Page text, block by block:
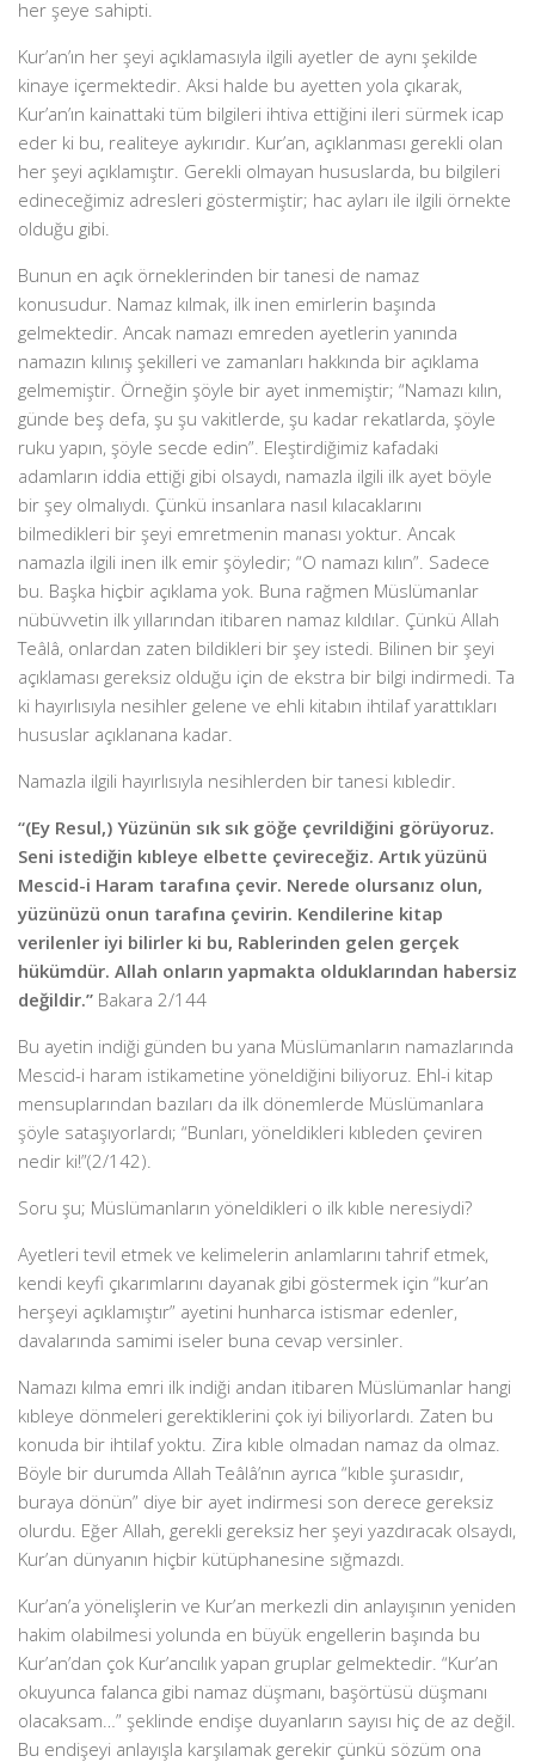
her şeye sahipti.
Kur’an’ın her şeyi açıklamasıyla ilgili ayetler de aynı şekilde
kinaye içermektedir. Aksi halde bu ayetten yola çıkarak,
Kur’an’ın kainattaki tüm bilgileri ihtiva ettiğini ileri sürmek icap
eder ki bu, realiteye aykırıdır. Kur’an, açıklanması gerekli olan
her şeyi açıklamıştır. Gerekli olmayan hususlarda, bu bilgileri
edineceğimiz adresleri göstermiştir; hac ayları ile ilgili örnekte
olduğu gibi.
Bunun en açık örneklerinden bir tanesi de namaz
konusudur. Namaz kılmak, ilk inen emirlerin başında
gelmektedir. Ancak namazı emreden ayetlerin yanında
namazın kılınış şekilleri ve zamanları hakkında bir açıklama
gelmemiştir. Örneğin şöyle bir ayet inmemiştir; “Namazı kılın,
günde beş defa, şu şu vakitlerde, şu kadar rekatlarda, şöyle
ruku yapın, şöyle secde edin”. Eleştirdiğimiz kafadaki
adamların iddia ettiği gibi olsaydı, namazla ilgili ilk ayet böyle
bir şey olmalıydı. Çünkü insanlara nasıl kılacaklarını
bilmedikleri bir şeyi emretmenin manası yoktur. Ancak
namazla ilgili inen ilk emir şöyledir; “O namazı kılın”. Sadece
bu. Başka hiçbir açıklama yok. Buna rağmen Müslümanlar
nübüvvetin ilk yıllarından itibaren namaz kıldılar. Çünkü Allah
Teâlâ, onlardan zaten bildikleri bir şey istedi. Bilinen bir şeyi
açıklaması gereksiz olduğu için de ekstra bir bilgi indirmedi. Ta
ki hayırlısıyla nesihler gelene ve ehli kitabın ihtilaf yarattıkları
hususlar açıklanana kadar.
Namazla ilgili hayırlısıyla nesihlerden bir tanesi kıbledir.
“(Ey Resul,) Yüzünün sık sık göğe çevrildiğini görüyoruz.
Seni istediğin kıbleye elbette çevireceğiz. Artık yüzünü
Mescid-i Haram tarafına çevir. Nerede olursanız olun,
yüzünüzü onun tarafına çevirin. Kendilerine kitap
verilenler iyi bilirler ki bu, Rablerinden gelen gerçek
hükümdür. Allah onların yapmakta olduklarından habersiz
değildir.” Bakara 2/144
Bu ayetin indiği günden bu yana Müslümanların namazlarında
Mescid-i haram istikametine yöneldiğini biliyoruz. Ehl-i kitap
mensuplarından bazıları da ilk dönemlerde Müslümanlara
şöyle sataşıyorlardı; “Bunları, yöneldikleri kıbleden çeviren
nedir ki!”(2/142).
Soru şu; Müslümanların yöneldikleri o ilk kıble neresiydi?
Ayetleri tevil etmek ve kelimelerin anlamlarını tahrif etmek,
kendi keyfi çıkarımlarını dayanak gibi göstermek için “kur’an
herşeyi açıklamıştır” ayetini hunharca istismar edenler,
davalarında samimi iseler buna cevap versinler.
Namazı kılma emri ilk indiği andan itibaren Müslümanlar hangi
kıbleye dönmeleri gerektiklerini çok iyi biliyorlardı. Zaten bu
konuda bir ihtilaf yoktu. Zira kıble olmadan namaz da olmaz.
Böyle bir durumda Allah Teâlâ’nın ayrıca “kıble şurasıdır,
buraya dönün” diye bir ayet indirmesi son derece gereksiz
olurdu. Eğer Allah, gerekli gereksiz her şeyi yazdıracak olsaydı,
Kur’an dünyanın hiçbir kütüphanesine sığmazdı.
Kur’an’a yönelişlerin ve Kur’an merkezli din anlayışının yeniden
hakim olabilmesi yolunda en büyük engellerin başında bu
Kur’an’dan çok Kur’ancılık yapan gruplar gelmektedir. “Kur’an
okuyunca falanca gibi namaz düşmanı, başörtüsü düşmanı
olacaksam…” şeklinde endişe duyanların sayısı hiç de az değil.
Bu endişeyi anlayışla karşılamak gerekir çünkü sözüm ona